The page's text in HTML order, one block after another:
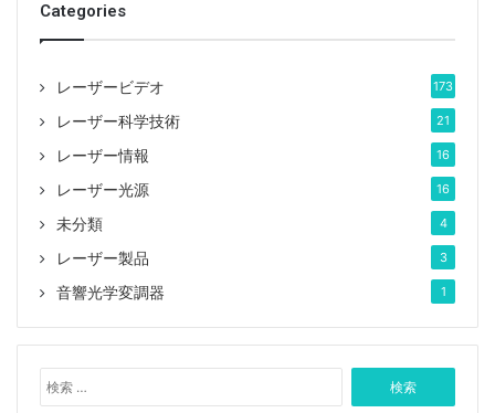
Categories
レーザービデオ 173
レーザー科学技術 21
レーザー情報 16
レーザー光源 16
未分類 4
レーザー製品 3
音響光学変調器 1
索